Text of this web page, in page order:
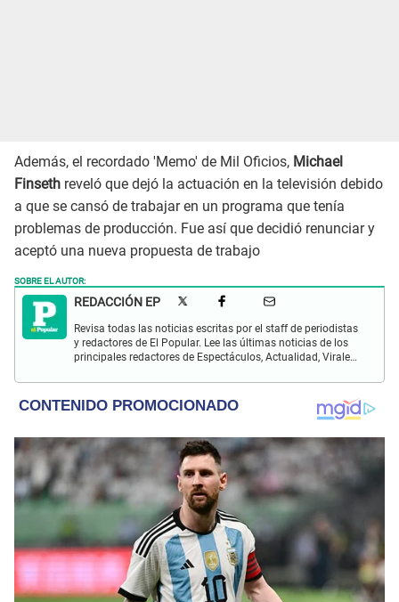
Además, el recordado 'Memo' de Mil Oficios, Michael
Finseth reveló que dejó la actuación en la televisión debido
a que se cansó de trabajar en un programa que tenía
problemas de producción. Fue así que decidió renunciar y
aceptó una nueva propuesta de trabajo
SOBRE EL AUTOR:
REDACCIÓN EP
Revisa todas las noticias escritas por el staff de periodistas
y redactores de El Popular. Lee las últimas noticias de los
principales redactores de Espectáculos, Actualidad, Virales,